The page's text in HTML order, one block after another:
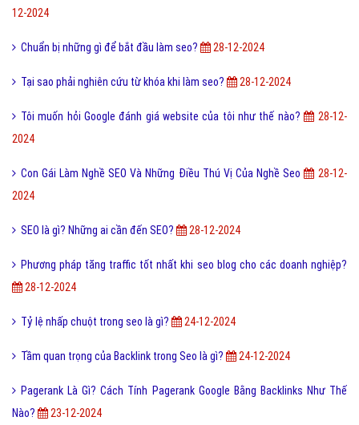
12-2024
Chuẩn bị những gì để bắt đầu làm seo? 28-12-2024
Tại sao phải nghiên cứu từ khóa khi làm seo? 28-12-2024
Tôi muốn hỏi Google đánh giá website của tôi như thế nào?
28-12-
2024
Con Gái Làm Nghề SEO Và Những Điều Thú Vị Của Nghề Seo
28-12-
2024
SEO là gì? Những ai cần đến SEO? 28-12-2024
Phương pháp tăng traffic tốt nhất khi seo blog cho các doanh nghiệp?
28-12-2024
Tỷ lệ nhấp chuột trong seo là gì? 24-12-2024
Tầm quan trọng của Backlink trong Seo là gì? 24-12-2024
Pagerank Là Gì? Cách Tính Pagerank Google Bằng Backlinks Như Thế
Nào?
23-12-2024